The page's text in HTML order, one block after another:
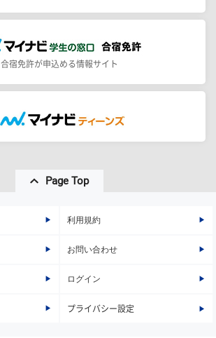
合宿免許が申込める情報サイト
Page Top
利用規約
お問い合わせ
ログイン
プライバシー設定